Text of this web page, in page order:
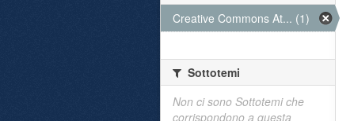
Creative Commons At... (1)
Sottotemi
Non ci sono Sottotemi che
corrispondono a questa